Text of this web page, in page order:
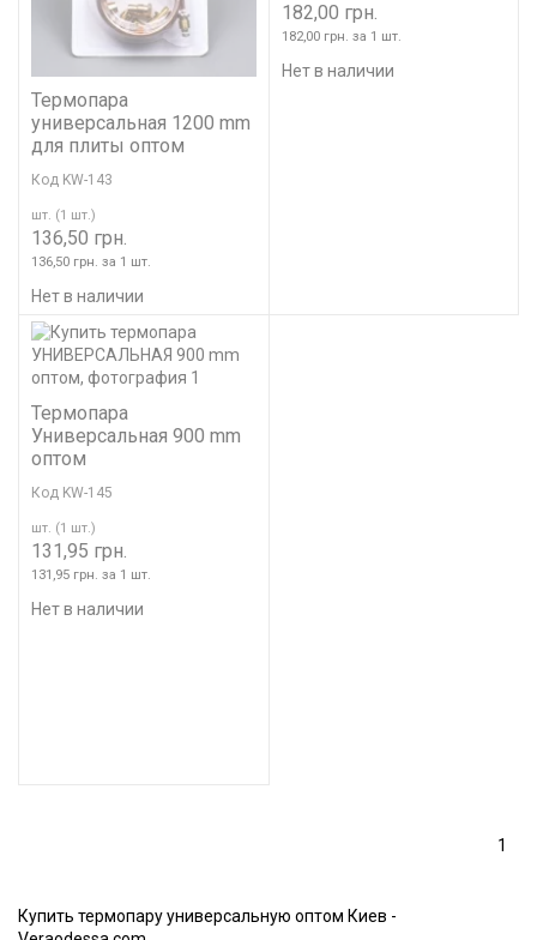
Термопара
универсальная 1200 mm
для плиты оптом
Код KW-143
шт. (1 шт.)
136,50 грн.
136,50 грн. за 1 шт.
Нет в наличии
182,00 грн.
182,00 грн. за 1 шт.
Нет в наличии
Термопара
Универсальная 900 mm
оптом
Код KW-145
шт. (1 шт.)
131,95 грн.
131,95 грн. за 1 шт.
Нет в наличии
1
Купить термопару универсальную оптом Киев -